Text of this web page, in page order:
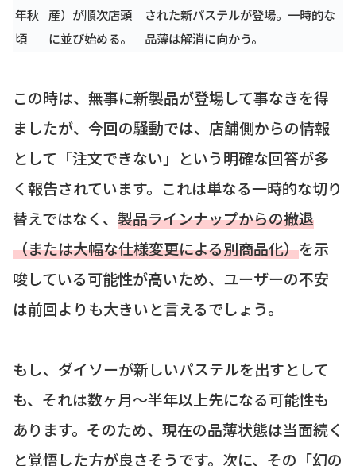
年秋
頃
産）が順次店頭
に並び始める。
された新パステルが登場。一時的な
品薄は解消に向かう。
この時は、無事に新製品が登場して事なきを得
ましたが、今回の騒動では、店舗側からの情報
として「注文できない」という明確な回答が多
く報告されています。これは単なる一時的な切り
替えではなく、 製品ラインナップからの撤退
（または大幅な仕様変更による別商品化）を示
唆している可能性が高いため、ユーザーの不安
は前回よりも大きいと言えるでしょう。
もし、ダイソーが新しいパステルを出すとして
も、それは数ヶ月～半年以上先になる可能性も
あります。そのため、現在の品薄状態は当面続く
と覚悟した方が良さそうです。次に、その「幻の